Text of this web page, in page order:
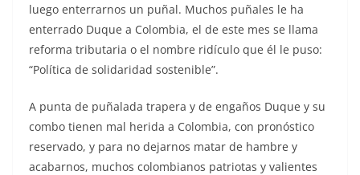
luego enterrarnos un puñal. Muchos puñales le ha
enterrado Duque a Colombia, el de este mes se llama
reforma tributaria o el nombre ridículo que él le puso:
“Política de solidaridad sostenible”.
A punta de puñalada trapera y de engaños Duque y su
combo tienen mal herida a Colombia, con pronóstico
reservado, y para no dejarnos matar de hambre y
acabarnos, muchos colombianos patriotas y valientes